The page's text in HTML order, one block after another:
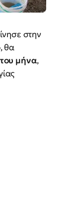
στην
θα
μήνα,